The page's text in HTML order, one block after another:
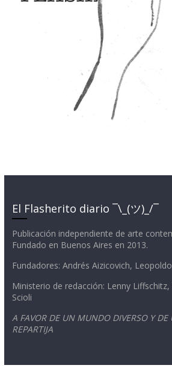
El Flasherito diario ¯\_(ツ)_/¯
Publicación independiente de arte
Fundado en Buenos Aires en 2013.
Fundadores: Andrés Aizicovich,
Ministerio de redacción: Lenny
Scioli
A FAVOR DE UN MUNDO DIVERSO Y DE
REPARTIJA